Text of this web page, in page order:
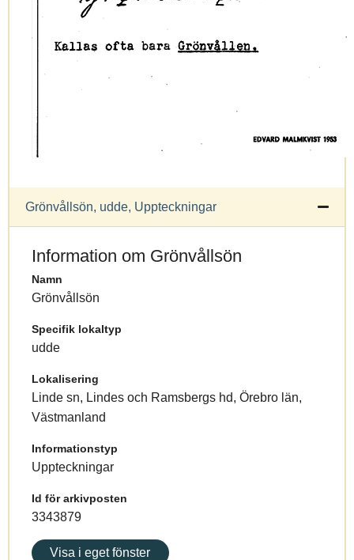
Grönvållsön, udde, Uppteckningar
Information om Grönvållsön
Namn
Grönvållsön
Specifik lokaltyp
udde
Lokalisering
Linde sn, Lindes och Ramsbergs hd, Örebro län,
Västmanland
Informationstyp
Uppteckningar
Id för arkivposten
3343879
Visa i eget fönster